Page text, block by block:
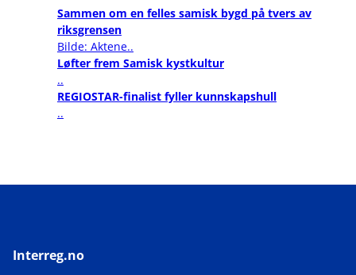
Sammen om en felles samisk bygd på tvers av
riksgrensen
Bilde: Aktene..
Løfter frem Samisk kystkultur
..
REGIOSTAR-finalist fyller kunnskapshull
..
Interreg.no